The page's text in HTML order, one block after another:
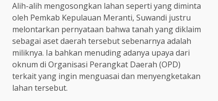
Alih-alih mengosongkan lahan seperti yang diminta
oleh Pemkab Kepulauan Meranti, Suwandi justru
melontarkan pernyataan bahwa tanah yang diklaim
sebagai aset daerah tersebut sebenarnya adalah
miliknya. Ia bahkan menuding adanya upaya dari
oknum di Organisasi Perangkat Daerah (OPD)
terkait yang ingin menguasai dan menyengketakan
lahan tersebut.